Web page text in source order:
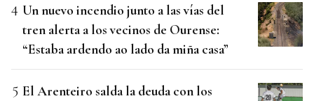
Un nuevo incendio junto a las vías del
tren alerta a los vecinos de Ourense:
“Estaba ardendo ao lado da miña casa”
El Arenteiro salda la deuda con los